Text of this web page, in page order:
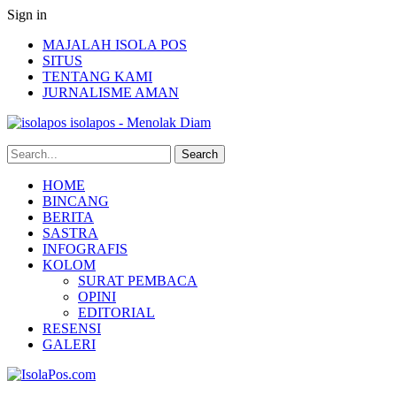
Sign in
MAJALAH ISOLA POS
SITUS
TENTANG KAMI
JURNALISME AMAN
isolapos - Menolak Diam
HOME
BINCANG
BERITA
SASTRA
INFOGRAFIS
KOLOM
SURAT PEMBACA
OPINI
EDITORIAL
RESENSI
GALERI